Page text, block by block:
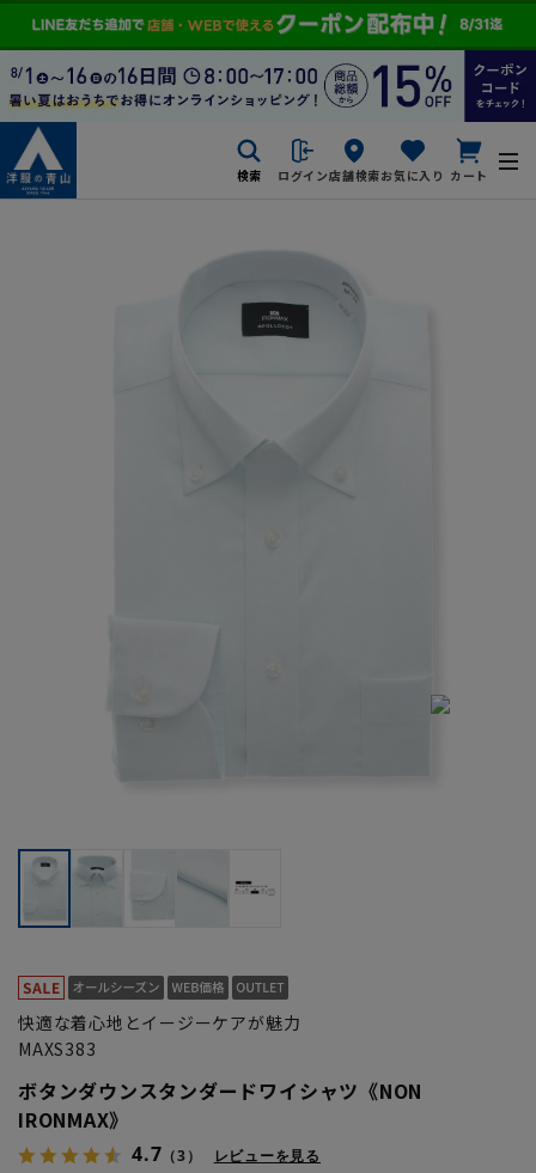
検索 ログイン店舗検索お気に入り カート
快適な着心地とイージーケアが魅力
MAXS383
ボタンダウンスタンダードワイシャツ《NON
IRONMAX》
4.7 （3） レビューを見る